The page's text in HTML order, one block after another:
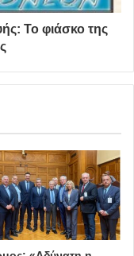
Το φιάσκο της